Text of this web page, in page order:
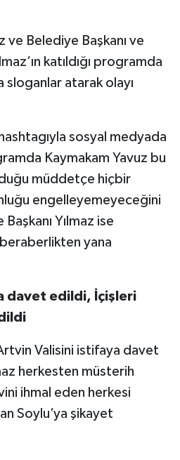
ve Belediye Başkanı ve
katıldığı programda
atarak olayı
sosyal medyada
Kaymakam Yavuz bu
müddetçe hiçbir
engelleyemeyeceğini
Yılmaz ise
yana
davet edildi, İçişleri
Valisini istifaya davet
herkesten müsterih
ihmal eden herkesi
Soylu’ya şikayet